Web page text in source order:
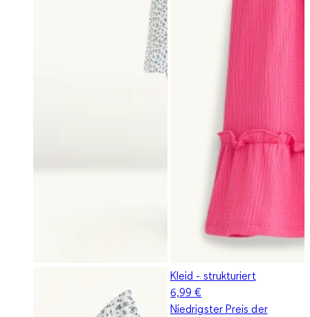
Kleid - strukturiert
6,99 €
Niedrigster Preis der